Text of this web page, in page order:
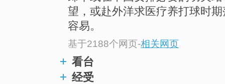
望，或赴外洋求医疗养打球时
容易。
基于2188个网页-相关网页
看台
经受